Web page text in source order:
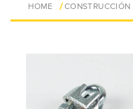
HOME CONSTRUCCIÓN